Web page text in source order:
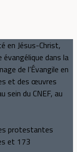
en Jésus-Christ,
dans la
de l’Évangile en
et des œuvres
sein du CNEF, au
protestantes
et 173